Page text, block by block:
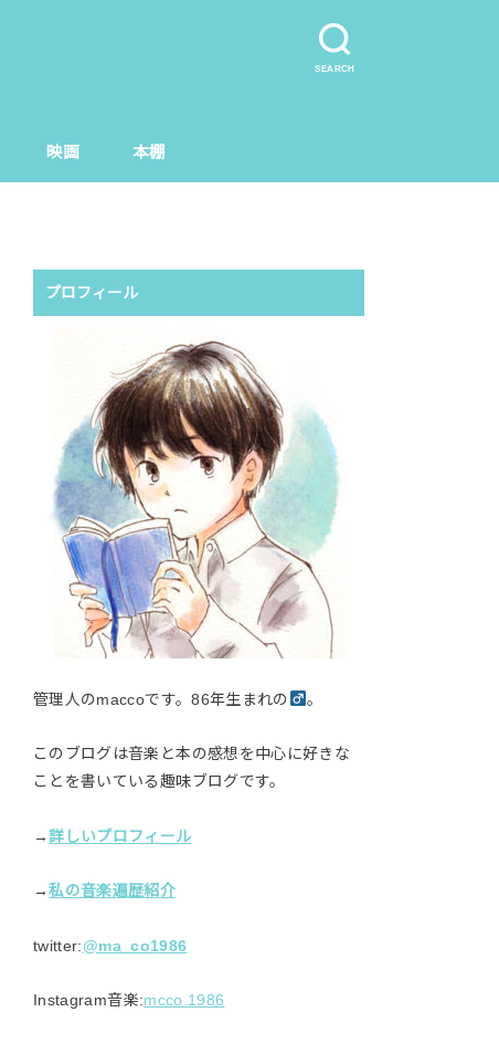
SEARCH
映画 本棚
プロフィール
管理人のmaccoです。86年生まれの 。
このブログは音楽と本の感想を中心に好きな
ことを書いている趣味ブログです。
→詳しいプロフィール
→私の音楽遍歴紹介
twitter:@ma_co1986
Instagram音楽:mcco.1986